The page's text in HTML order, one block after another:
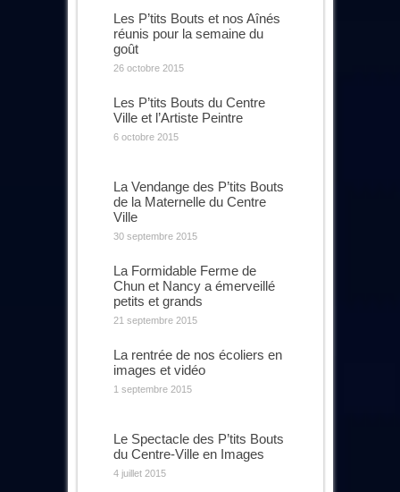
Les P’tits Bouts et nos Aînés
réunis pour la semaine du
goût
26 octobre 2015
Les P’tits Bouts du Centre
Ville et l’Artiste Peintre
6 octobre 2015
La Vendange des P’tits Bouts
de la Maternelle du Centre
Ville
30 septembre 2015
La Formidable Ferme de
Chun et Nancy a émerveillé
petits et grands
21 septembre 2015
La rentrée de nos écoliers en
images et vidéo
1 septembre 2015
Le Spectacle des P’tits Bouts
du Centre-Ville en Images
4 juillet 2015